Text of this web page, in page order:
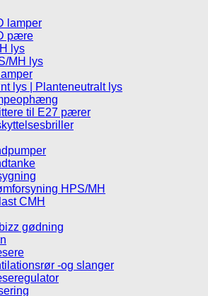
lamper
pære
lys
MH lys
lys | Planteneutralt lys
til E27 pærer
HPS/MH
CMH
gødning
-og slanger